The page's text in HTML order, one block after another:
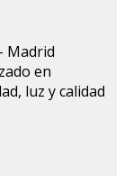
Madrid
en
luz y calidad